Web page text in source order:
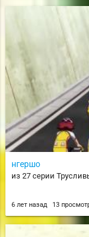
нгершо
из 27 серии
6 лет назад 13